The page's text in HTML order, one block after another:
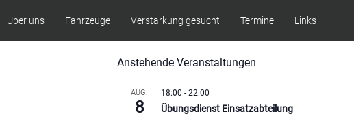
Über uns Fahrzeuge Verstärkung gesucht Termine Links
Anstehende Veranstaltungen
AUG.
8
18:00 -22:00
Übungsdienst Einsatzabteilung